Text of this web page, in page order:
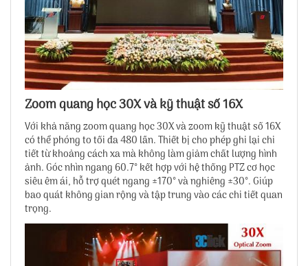
Zoom quang học 30X và kỹ thuật số 16X
Với khả năng zoom quang học 30X và zoom kỹ thuật số 16X
có thể phóng to tối đa 480 lần. Thiết bị cho phép ghi lại chi
tiết từ khoảng cách xa mà không làm giảm chất lượng hình
ảnh. Góc nhìn ngang 60.7° kết hợp với hệ thống PTZ cơ học
siêu êm ái, hỗ trợ quét ngang ±170° và nghiêng ±30°. Giúp
bao quát không gian rộng và tập trung vào các chi tiết quan
trọng.